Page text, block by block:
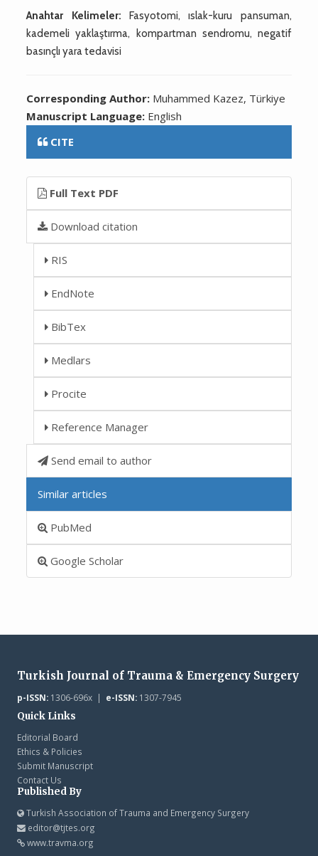
Anahtar Kelimeler: Fasyotomi, ıslak-kuru pansuman,
kademeli yaklaştırma, kompartman sendromu, negatif
basınçlı yara tedavisi
Corresponding Author: Muhammed Kazez, Türkiye
Manuscript Language: English
CITE
Full Text PDF
Download citation
RIS
EndNote
BibTex
Medlars
Procite
Reference Manager
Send email to author
Similar articles
PubMed
Google Scholar
Turkish Journal of Trauma & Emergency Surgery
p-ISSN:1306-696x | e-ISSN:1307-7945
Quick Links
Editorial Board
Ethics & Policies
Submit Manuscript
Contact Us
Published By
Turkish Association of Trauma and Emergency Surgery
editor@tjtes.org
www.travma.org